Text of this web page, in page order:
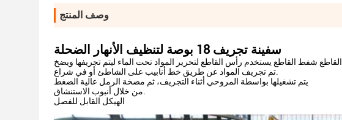
وصف المنتج
سفينة تجريف 18 بوصة لتنظيف الأنهار الضحلة
القاطع شفط القاطع يستخدم رأس القاطع لتحرير المواد تحت الماء ليتم تجريفها ويضخ
تم تجريف المواد عن طريق خط أنابيب على الشاطئ أو في شراع.
يتم تشغيلها بواسطة المروحي أثناء التجريف، ثم مضخة الرمل عالية الضغط
من خلال أنبوب الاستنشاق.
الهيكل القابل للفصل